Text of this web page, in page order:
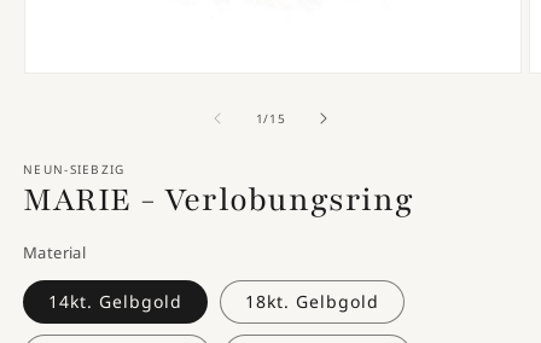
1/von
15
NEUN-SIEBZIG
MARIE - Verlobungsring
Material
14kt. Gelbgold 18kt. Gelbgold